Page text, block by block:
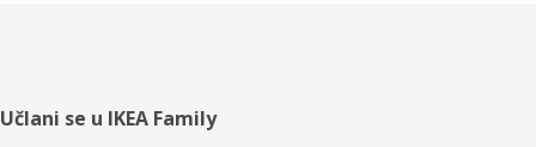
Podnožje
Učlani se u IKEA Family